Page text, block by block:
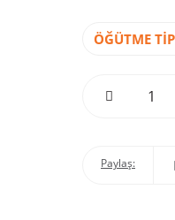
Paylaş: